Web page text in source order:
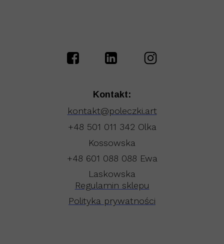
Regulamin sklepu
Polityka prywatności
Kontakt:
kontakt@poleczki.art
+48 501 011 342 Olka
Kossowska
+48 601 088 088 Ewa
Laskowska